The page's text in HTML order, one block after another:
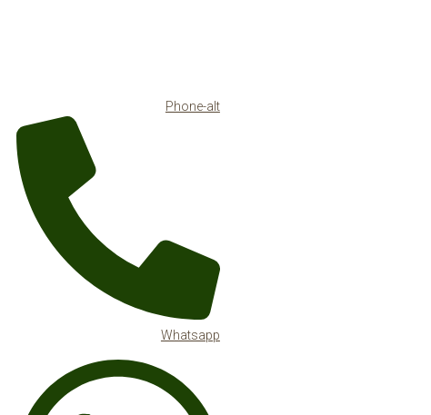
Phone-alt
Whatsapp